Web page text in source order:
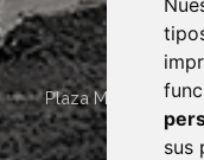
sus
Plaza Mayor 4
·